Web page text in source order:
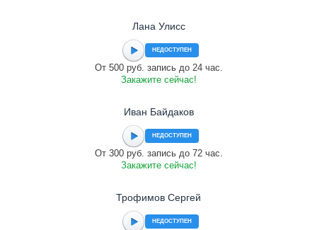
Лана Улисс
НЕДОСТУПЕН
От 500 руб. запись до 24 час.
Закажите сейчас!
Иван Байдаков
НЕДОСТУПЕН
От 300 руб. запись до 72 час.
Закажите сейчас!
Трофимов Сергей
НЕДОСТУПЕН